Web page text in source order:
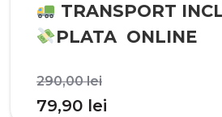
TRANSPORT
PLATA ONLINE
290,00leiPrețul
inițial
79,90 lei